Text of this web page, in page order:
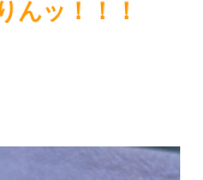
んッ！！！